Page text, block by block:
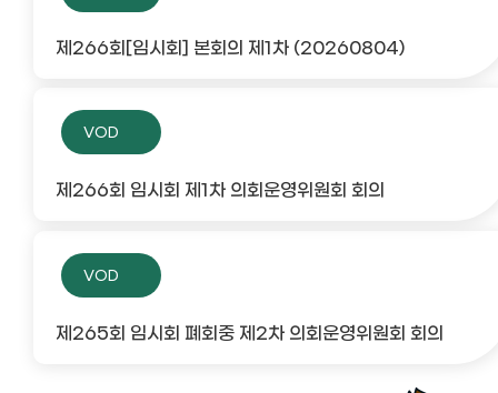
제266회[임시회] 본회의 제1차 (20260804)
VOD
제266회 임시회 제1차 의회운영위원회 회의
VOD
제265회 임시회 폐회중 제2차 의회운영위원회 회의